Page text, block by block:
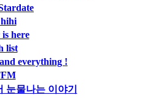
here
list
everything !
눈물나는 이야기